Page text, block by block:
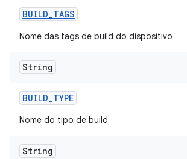
BUILD_TAGS
Nome das tags de build do dispositivo
String
BUILD_TYPE
Nome do tipo de build
String